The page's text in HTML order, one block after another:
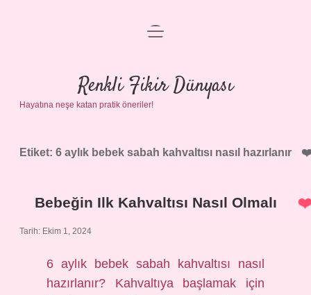
Anasayfa
Gizlilik Politikası
Yasal Uyarı
menüyü
Renkli Fikir Dünyası
Hayatına neşe katan pratik öneriler!
Etiket: 6 aylık bebek sabah kahvaltısı nasıl hazırlanır
Bebeğin Ilk Kahvaltısı Nasıl Olmalı
Tarih: Ekim 1, 2024
6 aylık bebek sabah kahvaltısı nasıl
hazırlanır? Kahvaltıya başlamak için